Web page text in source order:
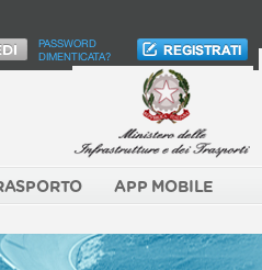
PASSWORD
DIMENTICATA?
APP MOBILE